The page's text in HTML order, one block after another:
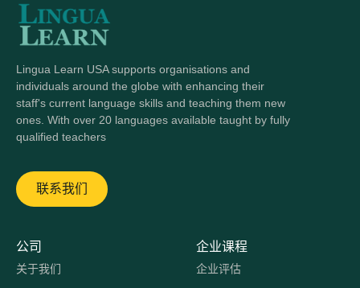
Lingua Learn USA supports organisations and
individuals around the globe with enhancing their
staff's current language skills and teaching them new
ones. With over 20 languages available taught by fully
qualified teachers
联系我们
公司
关于我们
企业课程
企业评估